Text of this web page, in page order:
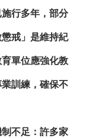
施行多年，部分
戒」是維持紀
單位應強化教
訓練，確保不
不足 ：許多家